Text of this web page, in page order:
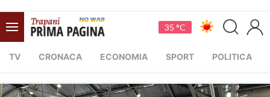
35 °C
TV CRONACA ECONOMIA SPORT POLITICA